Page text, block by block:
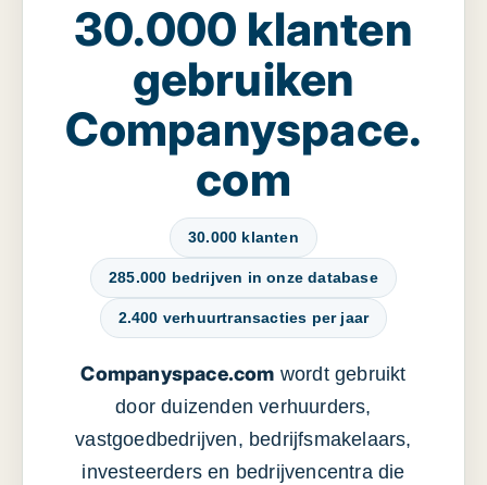
30.000 klanten
gebruiken
Companyspace.
com
30.000 klanten
285.000 bedrijven in onze database
2.400 verhuurtransacties per jaar
Companyspace.com wordt gebruikt
door duizenden verhuurders,
vastgoedbedrijven, bedrijfsmakelaars,
investeerders en bedrijvencentra die